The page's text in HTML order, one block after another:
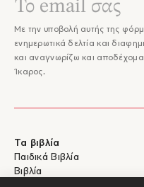
Με την υποβολή αυτής της
ενημερωτικά δελτία και
και αναγνωρίζω και
Ίκαρος.
Τα βιβλία
Παιδικά Βιβλία
Βιβλία